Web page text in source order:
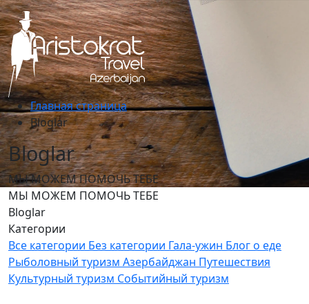
Главная страница
Bloglar
Bloglar
МЫ МОЖЕМ ПОМОЧЬ ТЕБЕ
МЫ МОЖЕМ ПОМОЧЬ ТЕБЕ
Bloglar
Категории
Все категории Без категории Гала-ужин Блог о еде
Рыболовный туризм Азербайджан Путешествия
Культурный туризм Событийный туризм